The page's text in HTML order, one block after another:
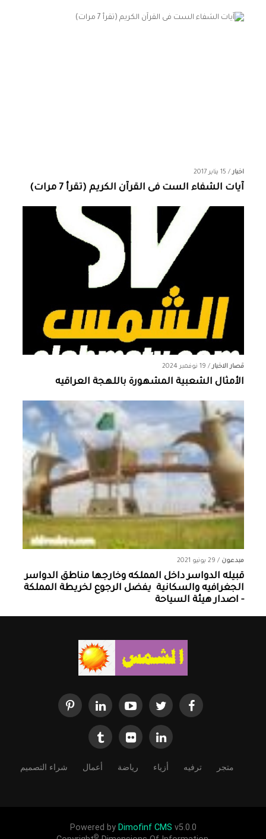
اخبار/ 15 يناير 2017
آيات الشفاء الست فى القرآن الكريم (تقرأ 7 مرات)
قصار الاخبار/ 19 نوفمبر 2024
الأمثال الشعبية المشهورة باللهجة العراقيه
مبدعون / 29 يونيو 2021
قبيله الدواسر داخل المملكه وخارجها ‏مناطق الدواسر
الجغرافيه والسكانية ‏ يفضل الرجوع لخريطة المملكة
- اصدار هيئة السياحة
متجر ترفيه أزياء رياضة أعمال شراء التصميم
Powered by Dimofinf CMS v5.0.0
©